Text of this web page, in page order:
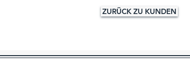
ZURÜCK ZU KUNDEN